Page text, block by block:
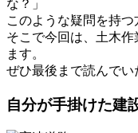
な？」
このような疑問を持つ
そこで今回は、土木
ます。
ぜひ最後まで読んでい
自分が手掛けた建